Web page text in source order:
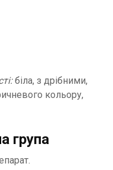
біла, з дрібними,
кольору,
група